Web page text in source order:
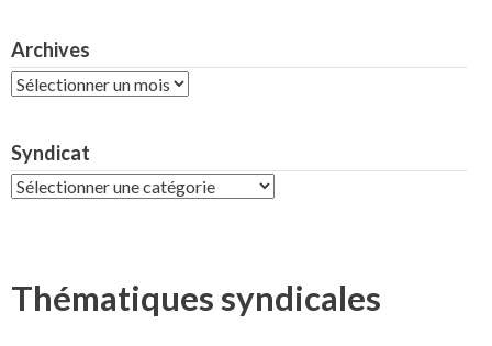
Archives
Archives
Syndicat
Syndicat
Thématiques syndicales